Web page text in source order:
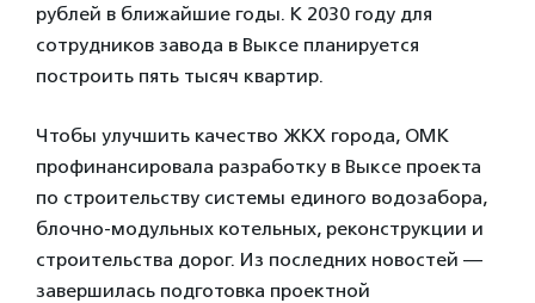
рублей в ближайшие годы. К 2030 году для
сотрудников завода в Выксе планируется
построить пять тысяч квартир.
Чтобы улучшить качество ЖКХ города, ОМК
профинансировала разработку в Выксе проекта
по строительству системы единого водозабора,
блочно-модульных котельных, реконструкции и
строительства дорог. Из последних новостей —
завершилась подготовка проектной